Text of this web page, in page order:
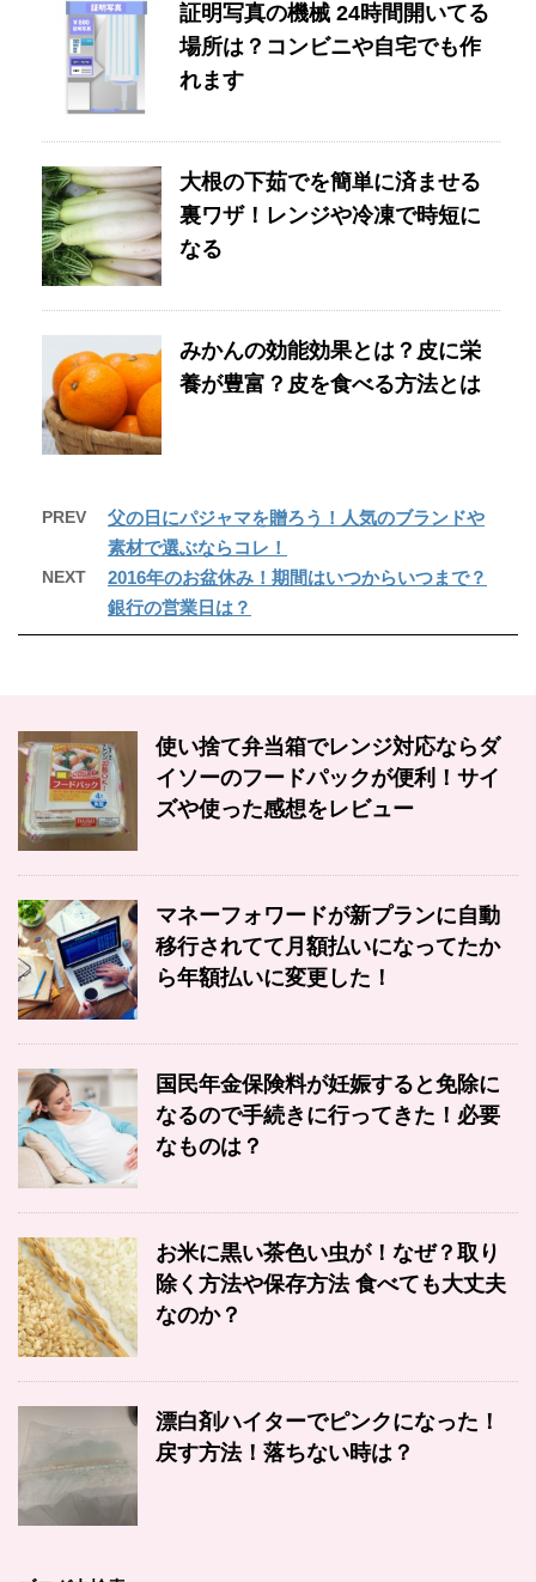
証明写真の機械 24時間開いてる
場所は？コンビニや自宅でも作
れます
大根の下茹でを簡単に済ませる
裏ワザ！レンジや冷凍で時短に
なる
みかんの効能効果とは？皮に栄
養が豊富？皮を食べる方法とは
PREV
父の日にパジャマを贈ろう！人気のブランドや
素材で選ぶならコレ！
NEXT
2016年のお盆休み！期間はいつからいつまで？
銀行の営業日は？
使い捨て弁当箱でレンジ対応ならダ
イソーのフードパックが便利！サイ
ズや使った感想をレビュー
マネーフォワードが新プランに自動
移行されてて月額払いになってたか
ら年額払いに変更した！
国民年金保険料が妊娠すると免除に
なるので手続きに行ってきた！必要
なものは？
お米に黒い茶色い虫が！なぜ？取り
除く方法や保存方法 食べても大丈夫
なのか？
漂白剤ハイターでピンクになった！
戻す方法！落ちない時は？